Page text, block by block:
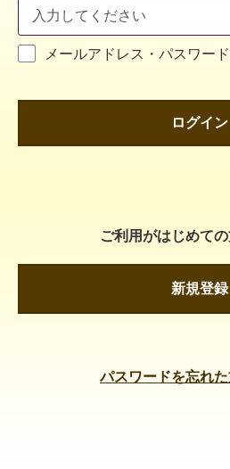
メールアドレス・パスワー
ログイン
ご利用がはじめて
新規登録
パスワードを忘れ